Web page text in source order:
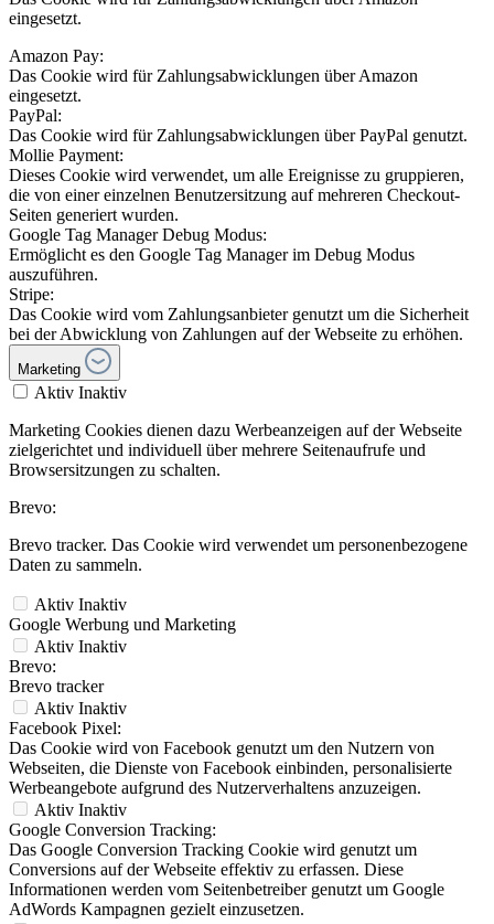
eingesetzt.
Amazon Pay:
Das Cookie wird für Zahlungsabwicklungen über Amazon
eingesetzt.
PayPal:
Das Cookie wird für Zahlungsabwicklungen über PayPal genutzt.
Mollie Payment:
Dieses Cookie wird verwendet, um alle Ereignisse zu gruppieren,
die von einer einzelnen Benutzersitzung auf mehreren Checkout-
Seiten generiert wurden.
Google Tag Manager Debug Modus:
Ermöglicht es den Google Tag Manager im Debug Modus
auszuführen.
Stripe:
Das Cookie wird vom Zahlungsanbieter genutzt um die Sicherheit
bei der Abwicklung von Zahlungen auf der Webseite zu erhöhen.
Marketing
Aktiv Inaktiv
Marketing Cookies dienen dazu Werbeanzeigen auf der Webseite
zielgerichtet und individuell über mehrere Seitenaufrufe und
Browsersitzungen zu schalten.
Brevo:
Brevo tracker. Das Cookie wird verwendet um personenbezogene
Daten zu sammeln.
Aktiv Inaktiv
Google Werbung und Marketing
Aktiv Inaktiv
Brevo:
Brevo tracker
Aktiv Inaktiv
Facebook Pixel:
Das Cookie wird von Facebook genutzt um den Nutzern von
Webseiten, die Dienste von Facebook einbinden, personalisierte
Werbeangebote aufgrund des Nutzerverhaltens anzuzeigen.
Aktiv Inaktiv
Google Conversion Tracking:
Das Google Conversion Tracking Cookie wird genutzt um
Conversions auf der Webseite effektiv zu erfassen. Diese
Informationen werden vom Seitenbetreiber genutzt um Google
AdWords Kampagnen gezielt einzusetzen.